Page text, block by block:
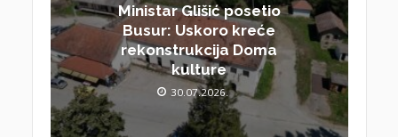
Ministar Glišić posetio
Busur: Uskoro kreće
rekonstrukcija Doma
kulture
30.07.2026.